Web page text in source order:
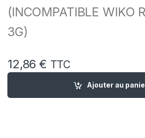
(INCOMPATIBLE WIKO
3G)
12,86 € TTC
quantité de Batterie Remplacement
Ajouter au